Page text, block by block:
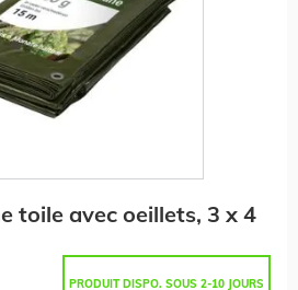
toile avec oeillets, 3 x 4
PRODUIT DISPO. SOUS 2-10 JOURS